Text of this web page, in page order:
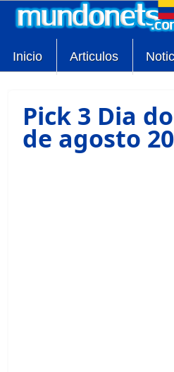
Inicio Articulos
Pick 3 Dia
de agosto